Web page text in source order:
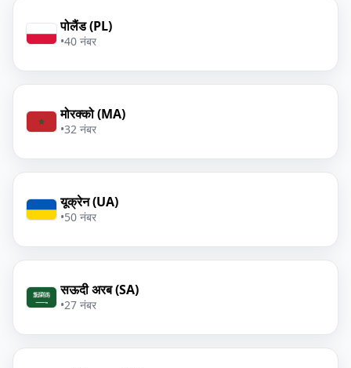
पोलैंड (PL)
•40 नंबर
मोरक्को (MA)
•32 नंबर
यूक्रेन (UA)
•50 नंबर
सऊदी अरब (SA)
•27 नंबर